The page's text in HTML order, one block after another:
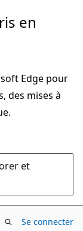
en
Edge pour
des mises à
et
Se connecter